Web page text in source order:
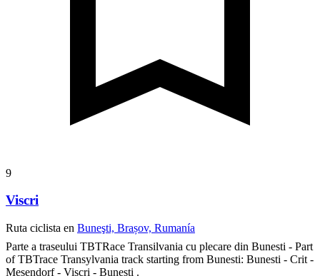
9
Viscri
Ruta ciclista en Buneşti, Brașov, Rumanía
Parte a traseului TBTRace Transilvania cu plecare din Bunesti - Part
of TBTrace Transylvania track starting from Bunesti: Bunesti - Crit -
Mesendorf - Viscri - Bunesti .